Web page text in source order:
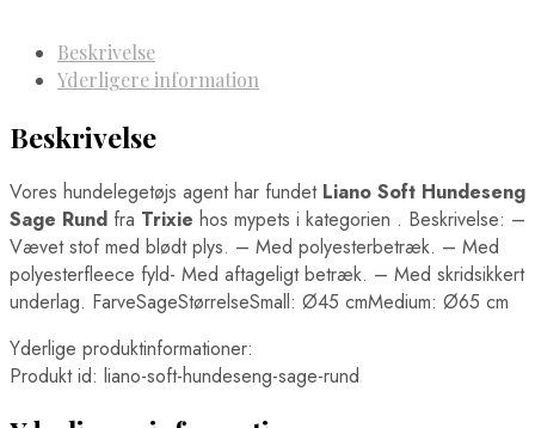
Beskrivelse
Yderligere information
Beskrivelse
Vores hundelegetøjs agent har fundet Liano Soft Hundeseng
Sage Rund fra Trixie hos mypets i kategorien . Beskrivelse: –
Vævet stof med blødt plys. – Med polyesterbetræk. – Med
polyesterfleece fyld- Med aftageligt betræk. – Med skridsikkert
underlag. FarveSageStørrelseSmall: Ø45 cmMedium: Ø65 cm
Yderlige produktinformationer:
Produkt id: liano-soft-hundeseng-sage-rund